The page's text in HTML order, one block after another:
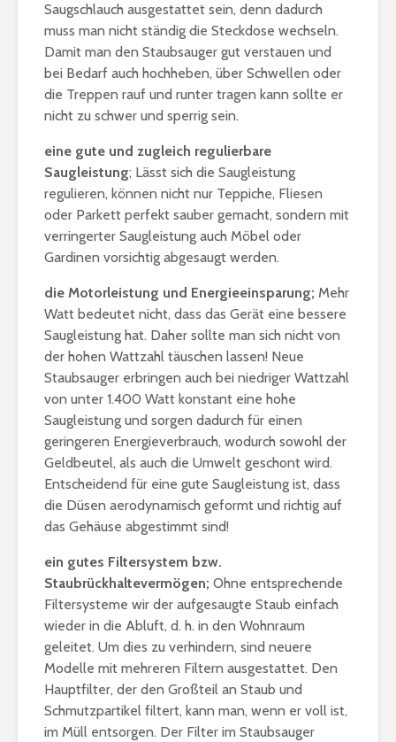
Saugschlauch ausgestattet sein, denn dadurch
muss man nicht ständig die Steckdose wechseln.
Damit man den Staubsauger gut verstauen und
bei Bedarf auch hochheben, über Schwellen oder
die Treppen rauf und runter tragen kann sollte er
nicht zu schwer und sperrig sein.
eine gute und zugleich regulierbare
Saugleistung; Lässt sich die Saugleistung
regulieren, können nicht nur Teppiche, Fliesen
oder Parkett perfekt sauber gemacht, sondern mit
verringerter Saugleistung auch Möbel oder
Gardinen vorsichtig abgesaugt werden.
die Motorleistung und Energieeinsparung; Mehr
Watt bedeutet nicht, dass das Gerät eine bessere
Saugleistung hat. Daher sollte man sich nicht von
der hohen Wattzahl täuschen lassen! Neue
Staubsauger erbringen auch bei niedriger Wattzahl
von unter 1.400 Watt konstant eine hohe
Saugleistung und sorgen dadurch für einen
geringeren Energieverbrauch, wodurch sowohl der
Geldbeutel, als auch die Umwelt geschont wird.
Entscheidend für eine gute Saugleistung ist, dass
die Düsen aerodynamisch geformt und richtig auf
das Gehäuse abgestimmt sind!
ein gutes Filtersystem bzw.
Staubrückhaltevermögen; Ohne entsprechende
Filtersysteme wir der aufgesaugte Staub einfach
wieder in die Abluft, d. h. in den Wohnraum
geleitet. Um dies zu verhindern, sind neuere
Modelle mit mehreren Filtern ausgestattet. Den
Hauptfilter, der den Großteil an Staub und
Schmutzpartikel filtert, kann man, wenn er voll ist,
im Müll entsorgen. Der Filter im Staubsauger